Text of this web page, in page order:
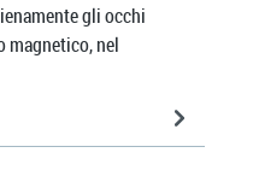
gli occhi
magnetico, nel